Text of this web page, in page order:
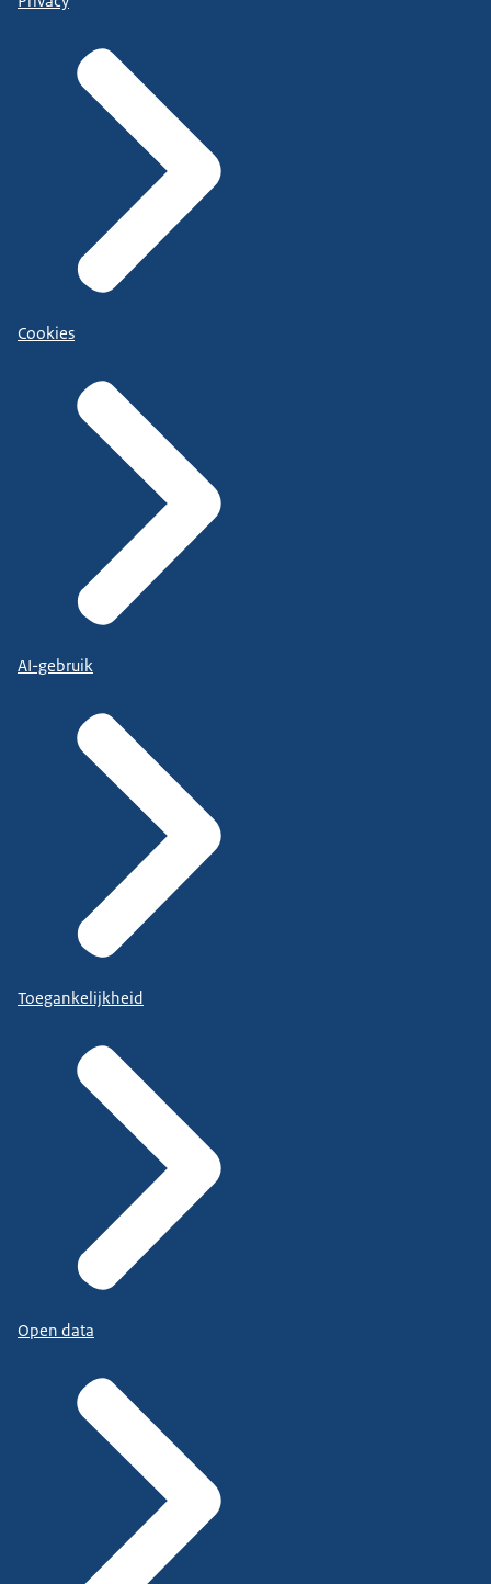
Cookies
AI-gebruik
Toegankelijkheid
Open data